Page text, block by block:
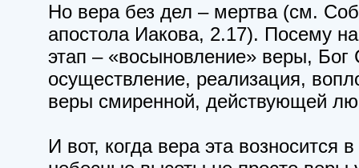
Но вера без дел – мертва (см.
апостола Иакова, 2.17). Посему
этап – «восыновление» веры,
осуществление, реализация,
веры смиренной, действующей
И вот, когда вера эта возносится